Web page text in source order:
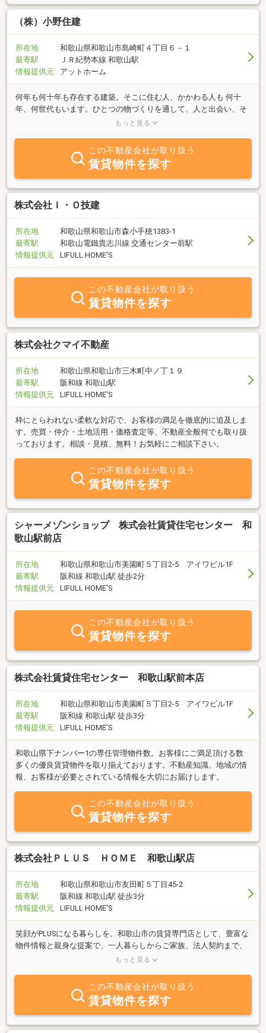
（株）小野住建
所在地
和歌山県和歌山市島崎町４丁目６－１
最寄駅
ＪＲ紀勢本線 和歌山駅
情報提供元
アットホーム
何年も何十年も存在する建築。そこに住む人、かかわる人も 何十
年、何世代もいます。ひとつの物づくりを通して、人と出会い、そ
して、その人から人への出会い。一生のうちで、世界約６８億人、
与えるのかを考えた時、出会いのすばらしさに感動します。このす
ばらしい出会いを大切にし、そして出会った人達と共に幸せになり
もっと見る
この不動産会社が取り扱う
賃貸物件を探す
株式会社Ｉ・Ｏ技建
所在地
和歌山県和歌山市森小手穂1383-1
最寄駅
和歌山電鐵貴志川線 交通センター前駅
情報提供元
LIFULL HOME'S
この不動産会社が取り扱う
賃貸物件を探す
株式会社クマイ不動産
所在地
和歌山県和歌山市三木町中ノ丁１９
最寄駅
阪和線 和歌山駅
情報提供元
LIFULL HOME'S
枠にとらわれない柔軟な対応で、お客様の満足を徹底的に追及しま
す。売買・仲介・土地活用・価格査定等、不動産全般何でも取り扱
っております。相談・見積、無料！お気軽にご相談下さい。
この不動産会社が取り扱う
賃貸物件を探す
シャーメゾンショップ 株式会社賃貸住宅センター 和
歌山駅前店
所在地
和歌山県和歌山市美園町５丁目2-5 アイワビル1F
最寄駅
阪和線 和歌山駅 徒歩2分
情報提供元
LIFULL HOME'S
この不動産会社が取り扱う
賃貸物件を探す
株式会社賃貸住宅センター 和歌山駅前本店
所在地
和歌山県和歌山市美園町５丁目2-5 アイワビル1F
最寄駅
阪和線 和歌山駅 徒歩3分
情報提供元
LIFULL HOME'S
和歌山県下ナンバー1の専任管理物件数。お客様にご満足頂ける数
多くの優良賃貸物件を取り揃えております。不動産知識、地域の情
報、お客様が必要とされている情報を大切にお届けします。
この不動産会社が取り扱う
賃貸物件を探す
株式会社ＰＬＵＳ ＨＯＭＥ 和歌山駅店
所在地
和歌山県和歌山市友田町５丁目45-2
最寄駅
阪和線 和歌山駅 徒歩3分
情報提供元
LIFULL HOME'S
笑顔がPLUSになる暮らしを。和歌山市の賃貸専門店として、豊富な
物件情報と親身な提案で、一人暮らしからご家族、法人契約まで、
理想のお部屋探しと新生活をスタッフ一同、全力で丁寧にサポート
もっと見る
この不動産会社が取り扱う
賃貸物件を探す